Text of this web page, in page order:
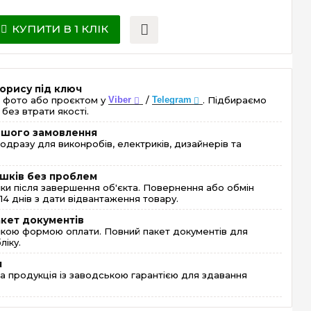
КУПИТИ В 1 КЛІК
під ключ
фото або проєктом уViber / Telegram
. Підбираємо
втрати якості.
замовлення
для виконробів, електриків, дизайнерів та
без проблем
після завершення об'єкта. Повернення або обмін
днів з дати відвантаження товару.
документів
формою оплати. Повний пакет документів для
продукція із заводською гарантією для здавання